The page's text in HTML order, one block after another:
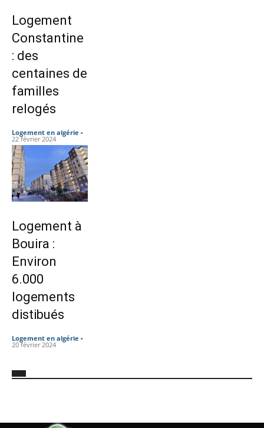
Logement
Constantine
: des
centaines de
familles
relogés
Logement en algérie -
22 février 2024
Logement à
Bouira :
Environ
6.000
logements
distibués
Logement en algérie -
20 février 2024